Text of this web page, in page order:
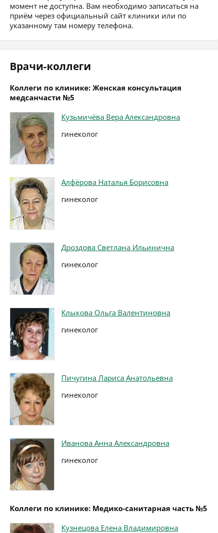
момент не доступна. Вам необходимо записаться на
приём через официальный сайт клиники или по
указанному там номеру телефона.
Врачи-коллеги
Коллеги по клинике: Женская консультация
медсанчасти №5
Кузьмичёва Вера Александровна
гинеколог
Алфёрова Наталья Борисовна
гинеколог
Дроздова Светлана Ильинична
гинеколог
Клыкова Ольга Валентиновна
гинеколог
Пичугина Лариса Анатольевна
гинеколог
Иванова Анна Александровна
гинеколог
Коллеги по клинике: Медико-санитарная часть №5
Кузнецова Елена Владимировна